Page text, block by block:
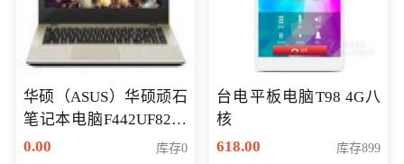
华硕（ASUS）华硕顽石
笔记本电脑F442UF8250
八代独显轻薄办公商务
0.00 库存0
台电平板电脑T98 4G八
核
618.00
库存899